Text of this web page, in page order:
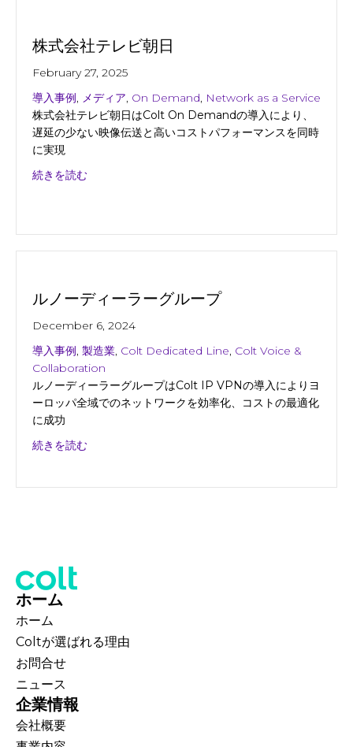
株式会社テレビ朝日
February 27, 2025
導入事例 , メディア, On Demand, Network as a Service
株式会社テレビ朝日はColt On Demandの導入により、
遅延の少ない映像伝送と高いコストパフォーマンスを同時
に実現
続きを読むabout 株式会社テレビ朝日
ルノーディーラーグループ
December 6, 2024
導入事例 , 製造業, Colt Dedicated Line, Colt Voice &
Collaboration
ルノーディーラーグループはColt IP VPNの導入によりヨ
ーロッパ全域でのネットワークを効率化、コストの最適化
に成功
続きを読むabout ルノーディーラーグループ
ホーム
ホーム
Coltが選ばれる理由
お問合せ
ニュース
企業情報
会社概要